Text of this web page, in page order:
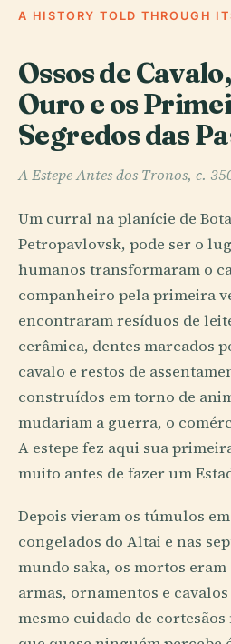
A HISTORY TOLD THROUGH
Ossos de
Ouro e os
Segredos das
A Estepe Antes dos Tronos, c.
Um curral na planície de
Petropavlovsk, pode ser o
humanos transformaram o
companheiro pela primeira
encontraram resíduos de
cerâmica, dentes marcados
cavalo e restos de
construídos em torno de
mudariam a guerra, o
A estepe fez aqui sua
muito antes de fazer um
Depois vieram os túmulos
congelados do Altai e nas
mundo saka, os mortos
armas, ornamentos e
mesmo cuidado de